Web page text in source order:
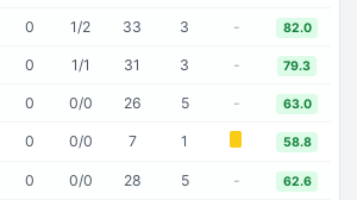
0 1/2 33 3 - 82.0
0 1/1 31 3 - 79.3
0 0/0 26 5 - 63.0
0 0/0 7 1 58.8
0 0/0 28 5 - 62.6